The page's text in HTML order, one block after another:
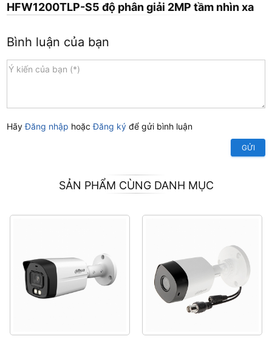
HFW1200TLP-S5 độ phân giải 2MP tầm nhìn xa
Bình luận của bạn
HãyĐăng nhập hoặcĐăng ký để gửi bình luận
GỬI
SẢN PHẨM CÙNG DANH MỤC